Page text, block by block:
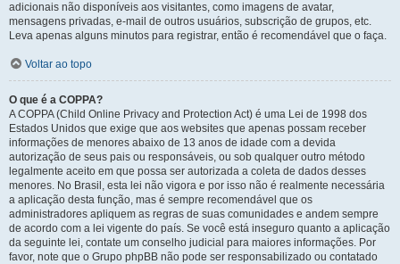
adicionais não disponíveis aos visitantes, como imagens de avatar,
mensagens privadas, e-mail de outros usuários, subscrição de grupos, etc.
Leva apenas alguns minutos para registrar, então é recomendável que o faça.
Voltar ao topo
O que é a COPPA?
A COPPA (Child Online Privacy and Protection Act) é uma Lei de 1998 dos
Estados Unidos que exige que aos websites que apenas possam receber
informações de menores abaixo de 13 anos de idade com a devida
autorização de seus pais ou responsáveis, ou sob qualquer outro método
legalmente aceito em que possa ser autorizada a coleta de dados desses
menores. No Brasil, esta lei não vigora e por isso não é realmente necessária
a aplicação desta função, mas é sempre recomendável que os
administradores apliquem as regras de suas comunidades e andem sempre
de acordo com a lei vigente do país. Se você está inseguro quanto a aplicação
da seguinte lei, contate um conselho judicial para maiores informações. Por
favor, note que o Grupo phpBB não pode ser responsabilizado ou contatado